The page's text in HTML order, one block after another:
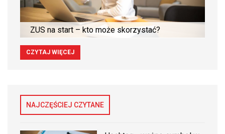
ZUS na start – kto może skorzystać?
CZYTAJ WIĘCEJ
NAJCZĘŚCIEJ CZYTANE